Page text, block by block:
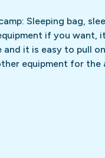
Sleeping bag,
if you
it is easy to pull
equipment for the